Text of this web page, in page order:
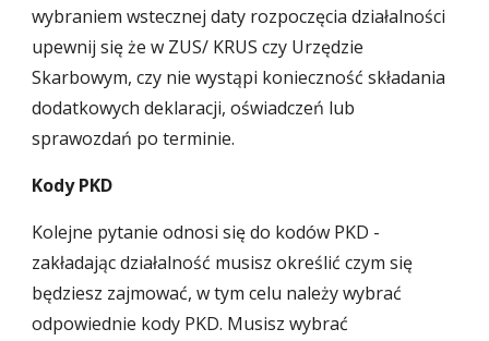
wybraniem wstecznej daty rozpoczęcia działalności
upewnij się że w ZUS/ KRUS czy Urzędzie
Skarbowym, czy nie wystąpi konieczność składania
dodatkowych deklaracji, oświadczeń lub
sprawozdań po terminie.
Kody PKD
Kolejne pytanie odnosi się do kodów PKD -
zakładając działalność musisz określić czym się
będziesz zajmować, w tym celu należy wybrać
odpowiednie kody PKD. Musisz wybrać